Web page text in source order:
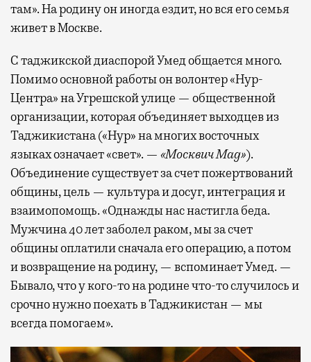
там». На родину он иногда ездит, но вся его семья
живет в Москве.
С таджикской диаспорой Умед общается много.
Помимо основной работы он волонтер «Нур-
Центра» на Угрешской улице — общественной
организации, которая объединяет выходцев из
Таджикистана («Нур» на многих восточных
языках означает «свет». — «МосквичMag»).
Объединение существует за счет пожертвований
общины, цель — культура и досуг, интеграция и
взаимопомощь. «Однажды нас настигла беда.
Мужчина 40 лет заболел раком, мы за счет
общины оплатили сначала его операцию, а потом
и возвращение на родину, — вспоминает Умед. —
Бывало, что у кого-то на родине что-то случилось и
срочно нужно поехать в Таджикистан — мы
всегда помогаем».